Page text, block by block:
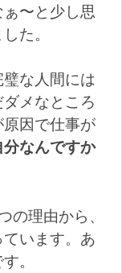
〜と少し思
た。
な人間には
メなところ
因で仕事が
なんですか
理由から、
います。あ
。